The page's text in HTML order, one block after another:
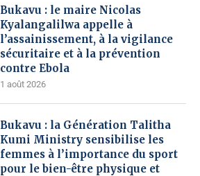
Bukavu : le maire Nicolas
Kyalangalilwa appelle à
l’assainissement, à la vigilance
sécuritaire et à la prévention
contre Ebola
1 août 2026
Bukavu : la Génération Talitha
Kumi Ministry sensibilise les
femmes à l’importance du sport
pour le bien-être physique et